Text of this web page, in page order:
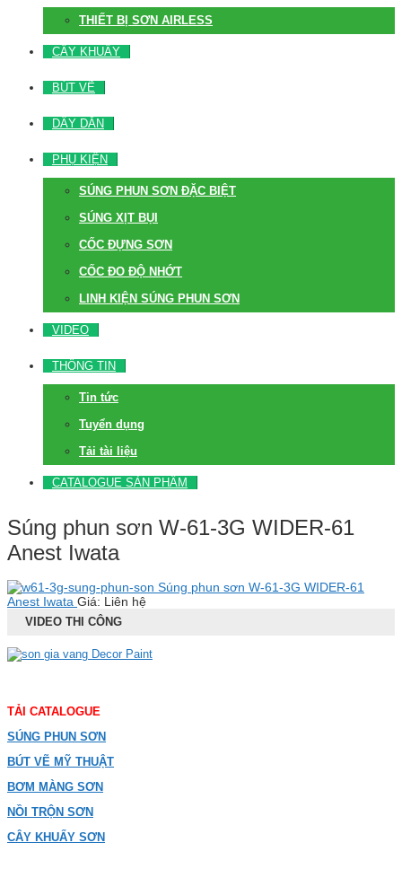
THIẾT BỊ SƠN AIRLESS
CÂY KHUẤY
BÚT VẼ
DÂY DẪN
PHỤ KIỆN
SÚNG PHUN SƠN ĐẶC BIỆT
SÚNG XỊT BỤI
CỐC ĐỰNG SƠN
CỐC ĐO ĐỘ NHỚT
LINH KIỆN SÚNG PHUN SƠN
VIDEO
THÔNG TIN
Tin tức
Tuyển dụng
Tải tài liệu
CATALOGUE SẢN PHẨM
Súng phun sơn W-61-3G WIDER-61
Anest Iwata
Súng phun sơn W-61-3G WIDER-61
Anest Iwata Giá: Liên hệ
VIDEO THI CÔNG
TẢI CATALOGUE
SÚNG PHUN SƠN
BÚT VẼ MỸ THUẬT
BƠM MÀNG SƠN
NỒI TRỘN SƠN
CÂY KHUẤY SƠN